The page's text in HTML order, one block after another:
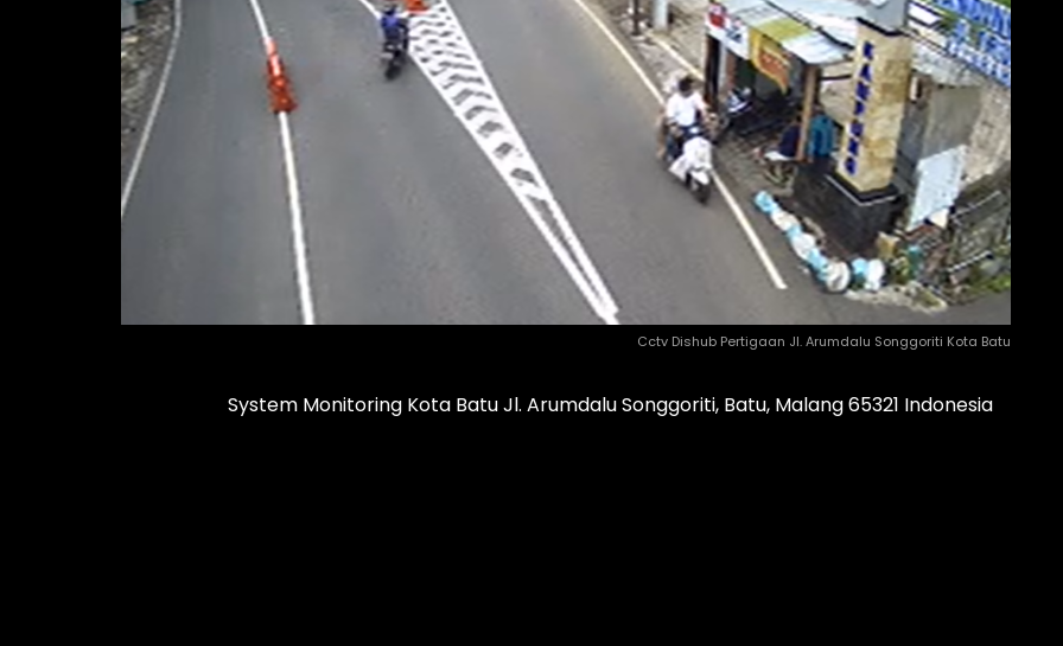
Cctv Dishub Pertigaan Jl. Arumdalu Songgoriti Kota Batu
System Monitoring Kota Batu Jl. Arumdalu Songgoriti, Batu, Malang 65321 Indonesia